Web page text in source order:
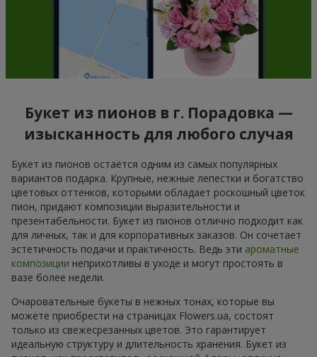
Букет из пионов в г. Порадовка —
изысканность для любого случая
Букет из пионов остаётся одним из самых популярных
вариантов подарка. Крупные, нежные лепестки и богатство
цветовых оттенков, которыми обладает роскошный цветок
пион, придают композиции выразительности и
презентабельности. Букет из пионов отлично подходит как
для личных, так и для корпоративных заказов. Он сочетает
эстетичность подачи и практичность. Ведь эти ароматные
композиции неприхотливы в уходе и могут простоять в
вазе более недели.
Очаровательные букеты в нежных тонах, которые вы
можете приобрести на страницах Flowers.ua, состоят
только из свежесрезанных цветов. Это гарантирует
идеальную структуру и длительность хранения. Букет из